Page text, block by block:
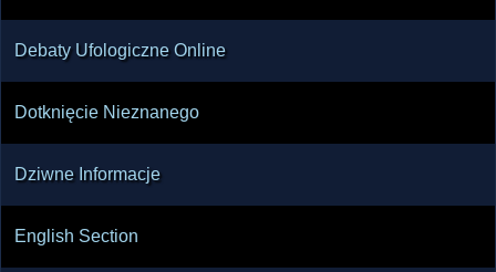
Debaty Ufologiczne Online
Dotknięcie Nieznanego
Dziwne Informacje
English Section